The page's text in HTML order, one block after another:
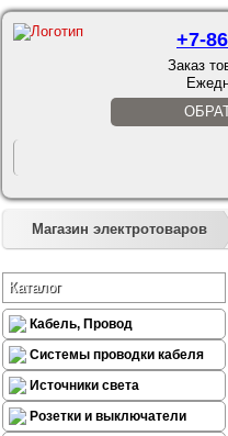
+7-
Заказ
Магазин электротоваров
Каталог
Кабель, Провод
Системы проводки кабеля
Источники света
Розетки и выключатели